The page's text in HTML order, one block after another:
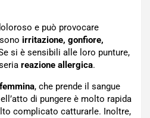
e può provocare
irritazione, gonfiore,
si è sensibili alle loro punture,
reazione allergica.
, che prende il sangue
di pungere è molto rapida
complicato catturarle. Inoltre,